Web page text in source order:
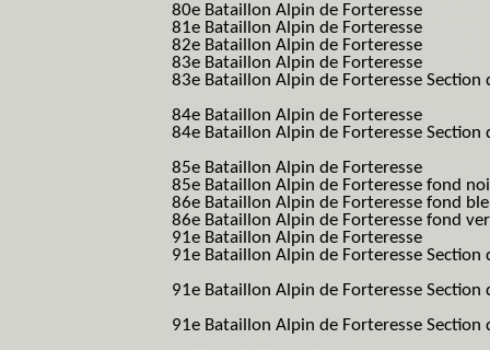
80e Bataillon Alpin de Forteresse
81e Bataillon Alpin de Forteresse
82e Bataillon Alpin de Forteresse
83e Bataillon Alpin de Forteresse
83e Bataillon Alpin de Forteresse
84e Bataillon Alpin de Forteresse
84e Bataillon Alpin de Forteresse
85e Bataillon Alpin de Forteresse
85e Bataillon Alpin de Forteresse fond
86e Bataillon Alpin de Forteresse fond
86e Bataillon Alpin de Forteresse fond
91e Bataillon Alpin de Forteresse
91e Bataillon Alpin de Forteresse
91e Bataillon Alpin de Forteresse
91e Bataillon Alpin de Forteresse